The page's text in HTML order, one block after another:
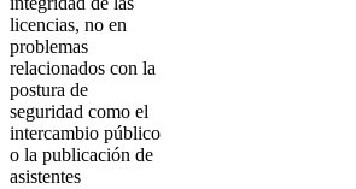
licencias, no en
problemas
relacionados con la
postura de
seguridad como el
intercambio público
o la publicación de
asistentes